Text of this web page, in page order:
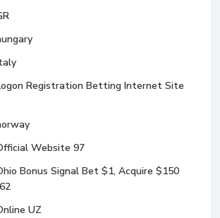
Registration Betting Internet Site
Website 97
Bonus Signal Bet $1, Acquire $150
UZ